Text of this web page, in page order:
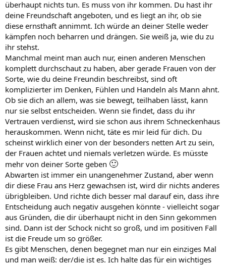
überhaupt nichts tun. Es muss von ihr kommen. Du hast ihr
deine Freundschaft angeboten, und es liegt an ihr, ob sie
diese ernsthaft annimmt. Ich würde an deiner Stelle weder
kämpfen noch beharren und drängen. Sie weiß ja, wie du zu
ihr stehst.
Manchmal meint man auch nur, einen anderen Menschen
komplett durchschaut zu haben, aber gerade Frauen von der
Sorte, wie du deine Freundin beschreibst, sind oft
komplizierter im Denken, Fühlen und Handeln als Mann ahnt.
Ob sie dich an allem, was sie bewegt, teilhaben lässt, kann
nur sie selbst entscheiden. Wenn sie findet, dass du ihr
Vertrauen verdienst, wird sie schon aus ihrem Schneckenhaus
herauskommen. Wenn nicht, täte es mir leid für dich. Du
scheinst wirklich einer von der besonders netten Art zu sein,
der Frauen achtet und niemals verletzen würde. Es müsste
mehr von deiner Sorte geben 🙂
Abwarten ist immer ein unangenehmer Zustand, aber wenn
dir diese Frau ans Herz gewachsen ist, wird dir nichts anderes
übrigbleiben. Und richte dich besser mal darauf ein, dass ihre
Entscheidung auch negativ ausgehen könnte - vielleicht sogar
aus Gründen, die dir überhaupt nicht in den Sinn gekommen
sind. Dann ist der Schock nicht so groß, und im positiven Fall
ist die Freude um so größer.
Es gibt Menschen, denen begegnet man nur ein einziges Mal
und man weiß: der/die ist es. Ich halte das für ein wichtiges